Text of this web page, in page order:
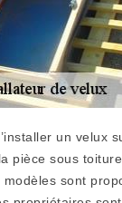
un velux
pièce sous
sont